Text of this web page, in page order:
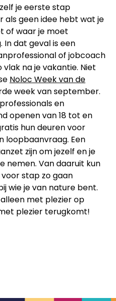
je eerste stap
als geen idee hebt wat je
of waar je moet
In dat geval is een
of jobcoach
na je vakantie. Niet
Noloc Week van de
week van september.
en
openen van 18 tot en
hun deuren voor
loopbaanvraag. Een
zijn om jezelf en je
nemen. Van daaruit kun
stap zo gaan
wie je van nature bent.
met plezier op
plezier terugkomt!